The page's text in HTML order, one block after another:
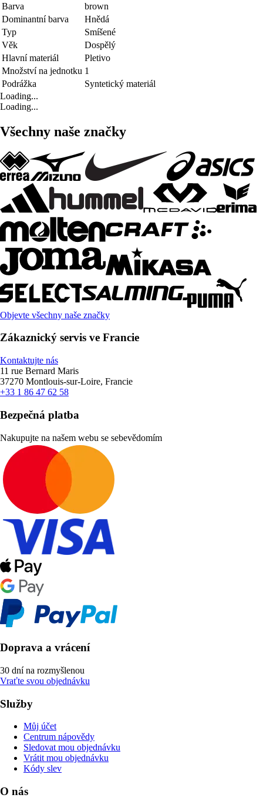
Barva
brown
Dominantní barva
Hnědá
Typ
Smíšené
Věk
Dospělý
Hlavní materiál
Pletivo
Množství na jednotku 1
Podrážka
Syntetický materiál
Loading...
Loading...
Všechny naše značky
Objevte všechny naše značky
Zákaznický servis ve Francie
Kontaktujte nás
11 rue Bernard Maris
37270 Montlouis-sur-Loire, Francie
+33 1 86 47 62 58
Bezpečná platba
Nakupujte na našem webu se sebevědomím
Doprava a vrácení
30 dní na rozmyšlenou
Vraťte svou objednávku
Služby
Můj účet
Centrum nápovědy
Sledovat mou objednávku
Vrátit mou objednávku
Kódy slev
O nás